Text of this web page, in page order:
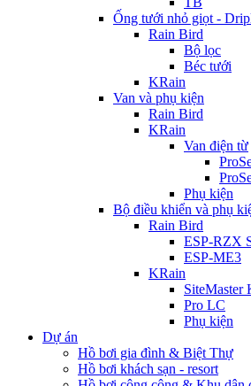
Ống tưới nhỏ giọt -
Rain Bird
Bộ lọc
Béc tưới
KRain
Van và phụ kiện
Rain Bird
KRain
Van điện từ
Phụ kiện
Bộ điều khiển và phụ
Rain Bird
ESP-RZX
ESP-ME3
KRain
SiteMaster
Pro LC
Phụ kiện
Dự án
Hồ bơi gia đình & Biệt Thự
Hồ bơi khách sạn - resort